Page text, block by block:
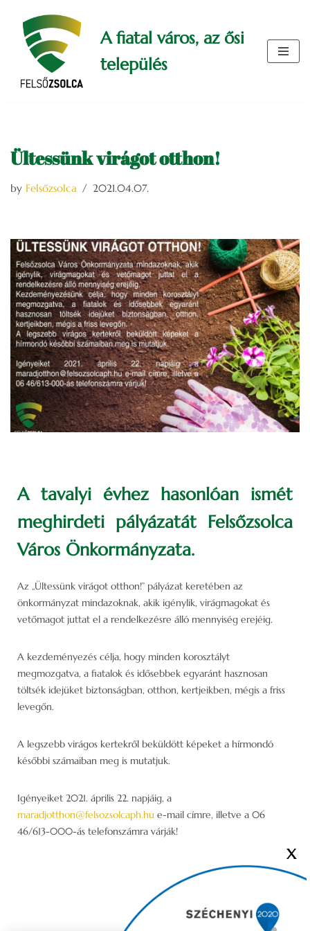
Skip
content
A fiatal város, az ősi
település
Ültessünk virágot otthon!
by Felsőzsolca 2021.04.07.
A tavalyi évhez hasonlóan ismét
meghirdeti pályázatát Felsőzsolca
Város Önkormányzata.
Az „Ültessünk virágot otthon!” pályázat keretében az
önkormányzat mindazoknak, akik igénylik, virágmagokat és
vetőmagot juttat el a rendelkezésre álló mennyiség erejéig.
A kezdeményezés célja, hogy minden korosztályt
megmozgatva, a fiatalok és idősebbek egyaránt hasznosan
töltsék idejüket biztonságban, otthon, kertjeikben, mégis a friss
levegőn.
A legszebb virágos kertekről beküldött képeket a hírmondó
későbbi számaiban meg is mutatjuk.
Igényeiket 2021. április 22. napjáig, a
maradjotthon@felsozsolcaph.hu e-mail címre, illetve a 06
46/613-000-ás telefonszámra várják!
X